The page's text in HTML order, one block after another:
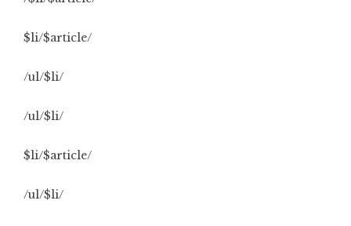
$li/$article/
/ul/$li/
/ul/$li/
$li/$article/
/ul/$li/